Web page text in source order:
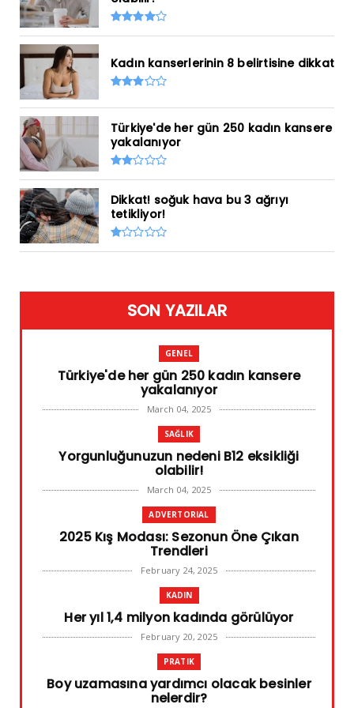
Kadın kanserlerinin 8 belirtisine dikkat
Türkiye'de her gün 250 kadın kansere
yakalanıyor
Dikkat! soğuk hava bu 3 ağrıyı
tetikliyor!
SON YAZILAR
GENEL
Türkiye'de her gün 250 kadın kansere
yakalanıyor
March 04, 2025
SAĞLIK
Yorgunluğunuzun nedeni B12 eksikliği
olabilir!
March 04, 2025
ADVERTORIAL
2025 Kış Modası: Sezonun Öne Çıkan
Trendleri
February 24, 2025
KADIN
Her yıl 1,4 milyon kadında görülüyor
February 20, 2025
PRATIK
Boy uzamasına yardımcı olacak besinler
nelerdir?